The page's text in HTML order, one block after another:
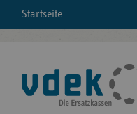
Startseite